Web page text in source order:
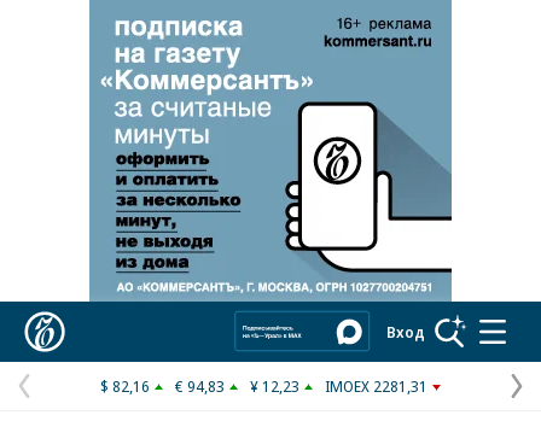
Реклама в «Ъ» www.kommersant.ru/ad
Вход
Предыдущая
$ 82,16 € 94,83 ¥ 12,23 IMOEX 2281,31